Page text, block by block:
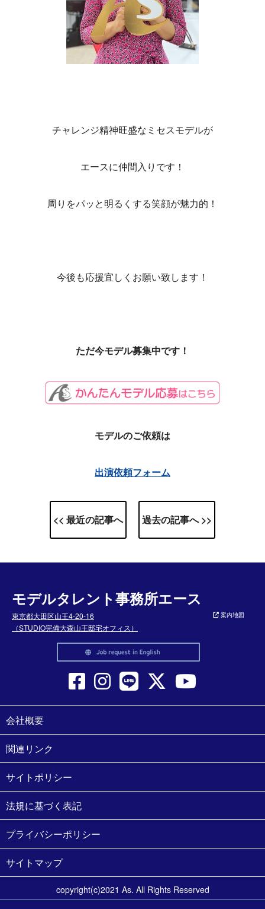
チャレンジ精神旺盛なミセスモデルが
エースに仲間入りです！
周りをパッと明るくする笑顔が魅力的！
今後も応援宜しくお願い致します！
ただ今モデル募集中です！
モデルのご依頼は
出演依頼フォーム
<< 最近の記事へ 過去の記事へ >>
モデルタレント事務所エース
東京都大田区山王4-20-16
（STUDIO完備大森山王邸宅オフィス）
案内地図
会社概要
関連リンク
サイトポリシー
法規に基づく表記
プライバシーポリシー
サイトマップ
copyright(c)2021 As. All Rights Reserved